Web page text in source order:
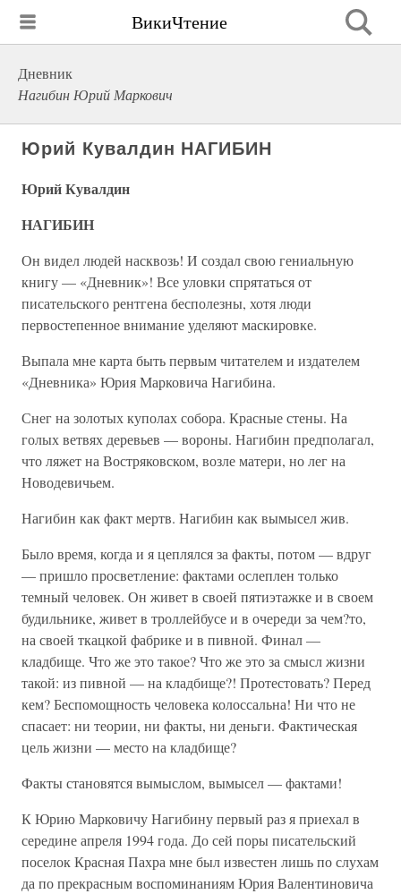
ВикиЧтение
Дневник
Нагибин Юрий Маркович
Юрий Кувалдин НАГИБИН
Юрий Кувалдин
НАГИБИН
Он видел людей насквозь! И создал свою гениальную
книгу — «Дневник»! Все уловки спрятаться от
писательского рентгена бесполезны, хотя люди
первостепенное внимание уделяют маскировке.
Выпала мне карта быть первым читателем и издателем
«Дневника» Юрия Марковича Нагибина.
Снег на золотых куполах собора. Красные стены. На
голых ветвях деревьев — вороны. Нагибин предполагал,
что ляжет на Востряковском, возле матери, но лег на
Новодевичьем.
Нагибин как факт мертв. Нагибин как вымысел жив.
Было время, когда и я цеплялся за факты, потом — вдруг
— пришло просветление: фактами ослеплен только
темный человек. Он живет в своей пятиэтажке и в своем
будильнике, живет в троллейбусе и в очереди за чем?то,
на своей ткацкой фабрике и в пивной. Финал —
кладбище. Что же это такое? Что же это за смысл жизни
такой: из пивной — на кладбище?! Протестовать? Перед
кем? Беспомощность человека колоссальна! Ни что не
спасает: ни теории, ни факты, ни деньги. Фактическая
цель жизни — место на кладбище?
Факты становятся вымыслом, вымысел — фактами!
К Юрию Марковичу Нагибину первый раз я приехал в
середине апреля 1994 года. До сей поры писательский
поселок Красная Пахра мне был известен лишь по слухам
да по прекрасным воспоминаниям Юрия Валентиновича